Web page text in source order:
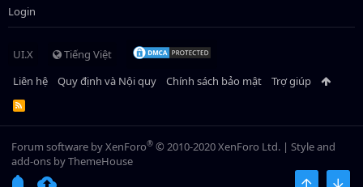
Login
UI.X
Tiếng Việt
Liên hệ
Quy định và Nội quy Chính sách bảo mật Trợ giúp
R
S
S
Forum software by XenForo® © 2010-2020 XenForo Ltd. | Style and
add-ons by ThemeHouse